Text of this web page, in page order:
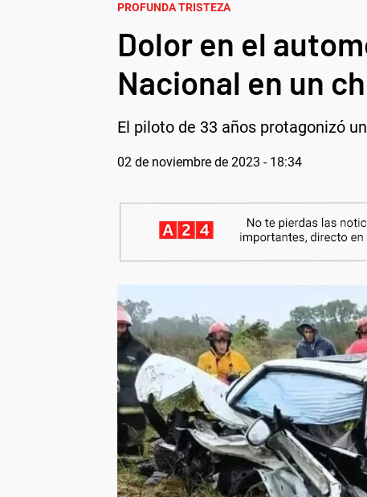
PROFUNDA TRISTEZA
Dolor en el
Nacional en un
El piloto de 33 años protagonizó
02 de noviembre de 2023 - 18:34